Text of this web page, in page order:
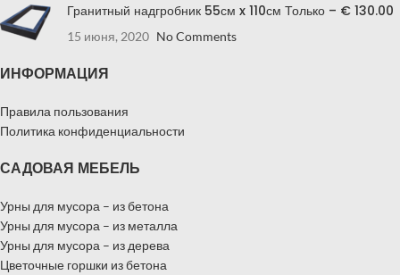
Гранитный надгробник 55см x 110см Только – € 130.00
15 июня, 2020 No Comments
ИНФОРМАЦИЯ
Правила пользования
Политика конфиденциальности
САДОВАЯ МЕБЕЛЬ
Урны для мусора – из бетона
Урны для мусора – из металла
Урны для мусора – из дерева
Цветочные горшки из бетона